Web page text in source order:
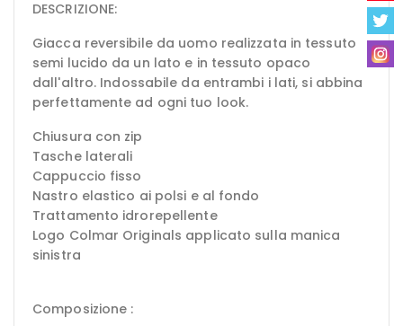
DESCRIZIONE:
Giacca reversibile da uomo realizzata in tessuto
semi lucido da un lato e in tessuto opaco
dall'altro. Indossabile da entrambi i lati, si abbina
perfettamente ad ogni tuo look.
Chiusura con zip
Tasche laterali
Cappuccio fisso
Nastro elastico ai polsi e al fondo
Trattamento idrorepellente
Logo Colmar Originals applicato sulla manica
sinistra
Composizione :